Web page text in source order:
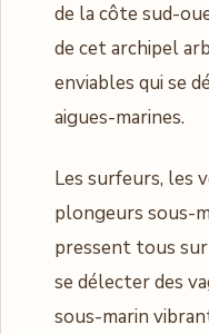
de la côte sud-
de cet archipel
enviables qui se
aigues-marines.
Les surfeurs, les
plongeurs sous-
pressent tous
se délecter des
sous-marin